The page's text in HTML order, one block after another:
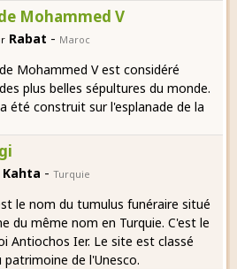
Mohammed V
Rabat - Maroc
Mohammed V est considéré
plus belles sépultures du monde.
été construit sur l'esplanade de la
Kahta - Turquie
le nom du tumulus funéraire situé
du même nom en Turquie. C'est le
Antiochos Ier. Le site est classé
patrimoine de l'Unesco.